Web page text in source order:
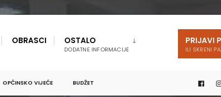
OBRASCI OSTALO
DODATNE INFORMACIJE
PRIJAVI
ILI SKRENI
OPĆINSKO VIJEĆE BUDŽET